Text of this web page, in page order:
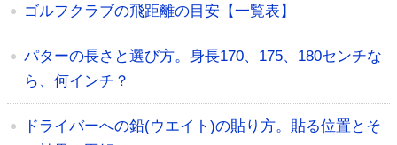
ゴルフクラブの飛距離の目安【一覧表】
パターの長さと選び方。身長170、175、180センチな
ら、何インチ？
ドライバーへの鉛(ウエイト)の貼り方。貼る位置とそ